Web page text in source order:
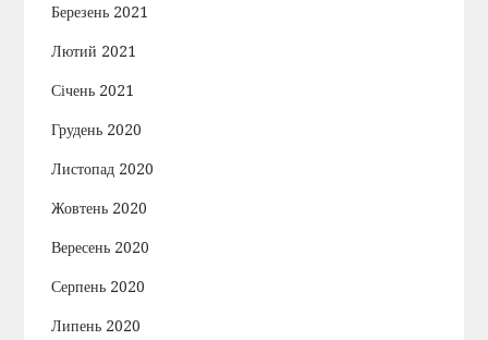
Березень 2021
Лютий 2021
Січень 2021
Грудень 2020
Листопад 2020
Жовтень 2020
Вересень 2020
Серпень 2020
Липень 2020